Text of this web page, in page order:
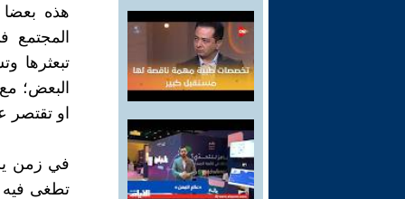
هذه
المجتمع
تبعثرها
البعض؛
او تقتصر
في زمن
تطغى فيه